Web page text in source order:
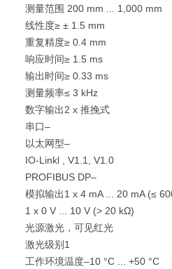
测量范围 200 mm ... 1,000 mm
线性度≥ ± 1.5 mm
重复精度≥ 0.4 mm
响应时间≥ 1.5 ms
输出时间≥ 0.33 ms
测量频率≤ 3 kHz
数字输出2 x 推挽式
串口–
以太网型–
IO-Linkl , V1.1, V1.0
PROFIBUS DP–
模拟输出1 x 4 mA ... 20 mA (≤
1 x 0 V ... 10 V (> 20 kΩ)
光源激光，可见红光
激光级别 1
工作环境温度–10 °C ... +50 °C